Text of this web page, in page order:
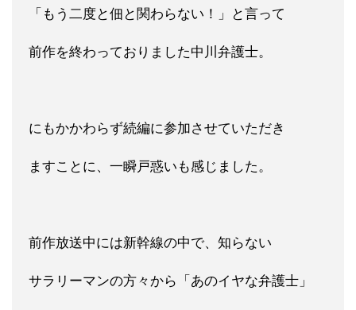
「もう二度と佃と関わらない！」と言って
前作を終わっておりました中川弁護士。
にもかかわらず続編に参加させていただき
ますことに、一瞬戸惑いも感じました。
前作放送中には新幹線の中で、知らない
サラリーマンの方々から「あのイヤな弁護士」